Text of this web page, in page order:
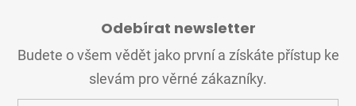
Odebírat newsletter
Budete o všem vědět jako první a získáte přístup ke
slevám pro věrné zákazníky.